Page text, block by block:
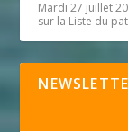
Mardi 27 juillet
sur la Liste du